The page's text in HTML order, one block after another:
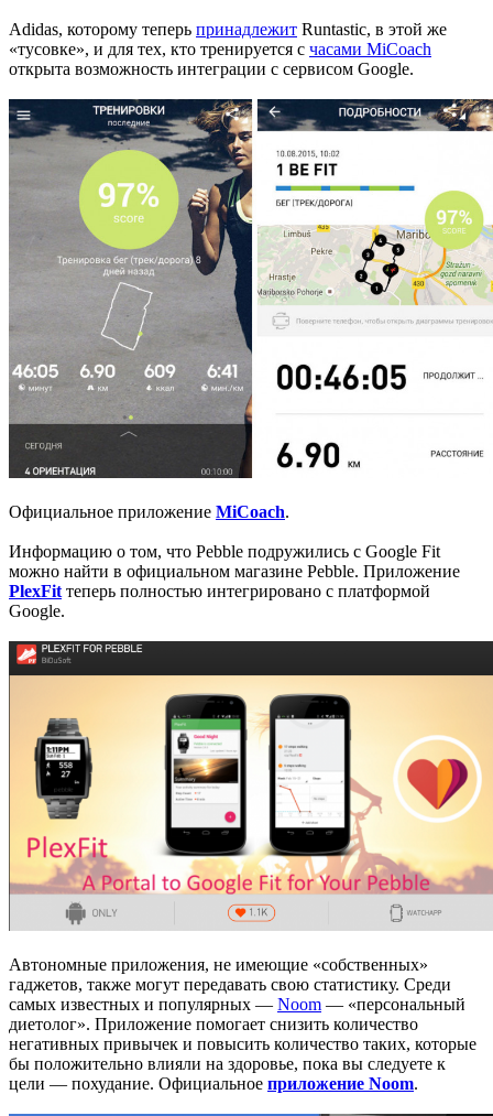
Adidas, которому теперь принадлежит Runtastic, в этой же
«тусовке», и для тех, кто тренируется с часами MiCoach
открыта возможность интеграции с сервисом Google.
Официальное приложение MiCoach.
Информацию о том, что Pebble подружились с Google Fit
можно найти в официальном магазине Pebble. Приложение
PlexFit теперь полностью интегрировано с платформой
Google.
Автономные приложения, не имеющие «собственных»
гаджетов, также могут передавать свою статистику. Среди
самых известных и популярных — Noom — «персональный
диетолог». Приложение помогает снизить количество
негативных привычек и повысить количество таких, которые
бы положительно влияли на здоровье, пока вы следуете к
цели — похудание. Официальное приложение Noom.